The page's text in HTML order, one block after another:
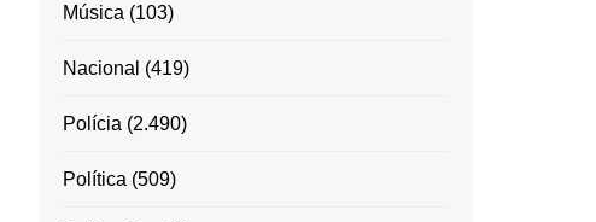
Música (103)
Nacional (419)
Polícia (2.490)
Política (509)